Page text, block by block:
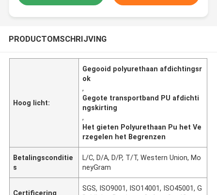
PRODUCTOMSCHRIJVING
Hoog licht:
Gegooid polyurethaan afdichtingsr
ok
,
Gegote transportband PU afdichti
ngskirting
,
Het gieten Polyurethaan Pu het Ve
rzegelen het Begrenzen
Betalingsconditie
s
L/C, D/A, D/P, T/T, Western Union, Mo
neyGram
Certificering
SGS, ISO9001, ISO14001, ISO45001, G